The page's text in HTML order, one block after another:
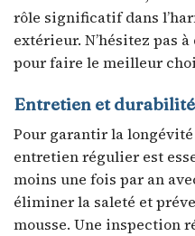
rôle significatif dans
extérieur. N’hésitez pas
pour faire le meilleur
Entretien et
Pour garantir la
entretien régulier est
moins une fois par an
éliminer la saleté et
mousse. Une inspection